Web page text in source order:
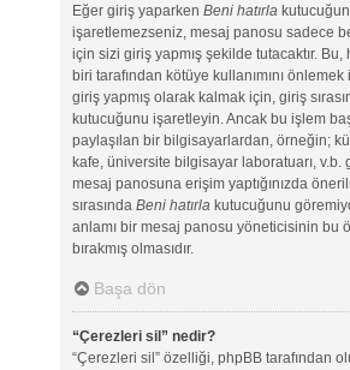
Eğer giriş yaparken Beni hatırla
işaretlemezseniz, mesaj panosu sadece
için sizi giriş yapmış şekilde tutacaktır. Bu,
biri tarafından kötüye kullanımını
giriş yapmış olarak kalmak için, giriş
kutucuğunu işaretleyin. Ancak bu işlem
paylaşılan bir bilgisayarlardan, örneğin;
kafe, üniversite bilgisayar laboratuarı, v.b.
mesaj panosuna erişim yaptığınızda
sırasında Beni hatırlakutucuğunu
anlamı bir mesaj panosu yöneticisinin bu
bırakmış olmasıdır.
Başa dön
“Çerezleri sil” nedir?
“Çerezleri sil” özelliği, phpBB tarafından